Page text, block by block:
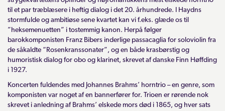
til et par træblæsere i heftig dialog i det 20. århundrede. I Haydns
stormfulde og ambitiøse sene kvartet kan vi f.eks. glæde os til
”heksemenuetten” i tostemmig kanon. Herpå følger
barokkomponisten Franz Bibers inderlige passacaglia for soloviolin fra
de såkaldte “Rosenkranssonater”, og en både krasbørstig og
humoristisk dialog for obo og klarinet, skrevet af danske Finn Høffding
i 1927.
Koncerten fuldendes med Johannes Brahms’ horntrio – en genre, som
komponisten var noget af en bannerfører for. Trioen er rørende nok
skrevet i anledning af Brahms’ elskede mors død i 1865, og hver sats